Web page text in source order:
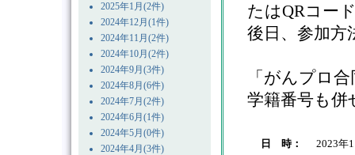
2025年1月(2件)
2024年12月(1件)
2024年11月(2件)
2024年10月(2件)
2024年9月(3件)
2024年8月(6件)
2024年7月(2件)
2024年6月(1件)
2024年5月(0件)
2024年4月(3件)
たはQRコー
後日、参加
「がんプロ
学籍番号も
日 時：
2023年